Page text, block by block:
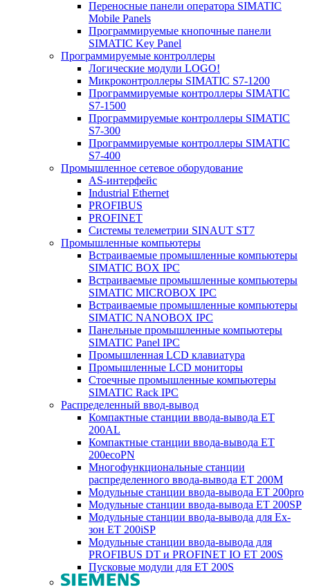
Переносные панели оператора SIMATIC
Mobile Panels
Программируемые кнопочные панели
SIMATIC Key Panel
Программируемые контроллеры
Логические модули LOGO!
Микроконтроллеры SIMATIC S7-1200
Программируемые контроллеры SIMATIC
S7-1500
Программируемые контроллеры SIMATIC
S7-300
Программируемые контроллеры SIMATIC
S7-400
Промышленное сетевое оборудование
AS-интерфейс
Industrial Ethernet
PROFIBUS
PROFINET
Системы телеметрии SINAUT ST7
Промышленные компьютеры
Встраиваемые промышленные компьютеры
SIMATIC BOX IPC
Встраиваемые промышленные компьютеры
SIMATIC MICROBOX IPC
Встраиваемые промышленные компьютеры
SIMATIC NANOBOX IPC
Панельные промышленные компьютеры
SIMATIC Panel IPC
Промышленная LCD клавиатура
Промышленные LCD мониторы
Стоечные промышленные компьютеры
SIMATIC Rack IPC
Распределенный ввод-вывод
Компактные станции ввода-вывода ET
200AL
Компактные станции ввода-вывода ET
200ecoPN
Многофункциональные станции
распределенного ввода-вывода ET 200M
Модульные станции ввода-вывода ET 200pro
Модульные станции ввода-вывода ET 200SP
Модульные станции ввода-вывода для Ex-
зон ET 200iSP
Модульные станции ввода-вывода для
PROFIBUS DT и PROFINET IO ET 200S
Пусковые модули для ET 200S